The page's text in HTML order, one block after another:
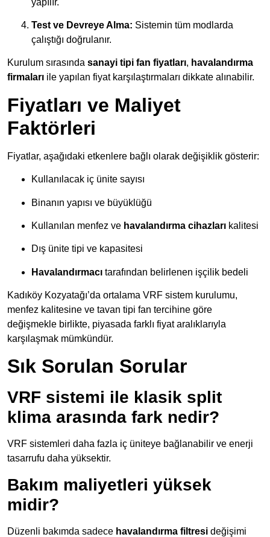
Test ve Devreye Alma: Sistemin tüm modlarda
çalıştığı doğrulanır.
Kurulum sırasında sanayi tipi fan fiyatları, havalandırma
firmaları ile yapılan fiyat karşılaştırmaları dikkate alınabilir.
Fiyatları ve Maliyet
Faktörleri
Fiyatlar, aşağıdaki etkenlere bağlı olarak değişiklik gösterir:
Kullanılacak iç ünite sayısı
Binanın yapısı ve büyüklüğü
Kullanılan menfez ve havalandırma cihazları kalitesi
Dış ünite tipi ve kapasitesi
Havalandırmacı tarafından belirlenen işçilik bedeli
Kadıköy Kozyatağı’da ortalama VRF sistem kurulumu,
menfez kalitesine ve tavan tipi fan tercihine göre
değişmekle birlikte, piyasada farklı fiyat aralıklarıyla
karşılaşmak mümkündür.
Sık Sorulan Sorular
VRF sistemi ile klasik split
klima arasında fark nedir?
VRF sistemleri daha fazla iç üniteye bağlanabilir ve enerji
tasarrufu daha yüksektir.
Bakım maliyetleri yüksek
midir?
Düzenli bakımda sadece havalandırma filtresi değişimi